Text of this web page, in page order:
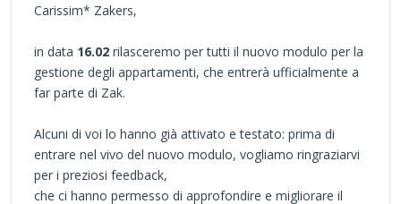
Carissim* Zakers,
in data 16.02 rilasceremo per tutti il nuovo modulo per la
gestione degli appartamenti, che entrerà ufficialmente a
far parte di Zak.
Alcuni di voi lo hanno già attivato e testato: prima di
entrare nel vivo del nuovo modulo, vogliamo ringraziarvi
per i preziosi feedback,
che ci hanno permesso di approfondire e migliorare il